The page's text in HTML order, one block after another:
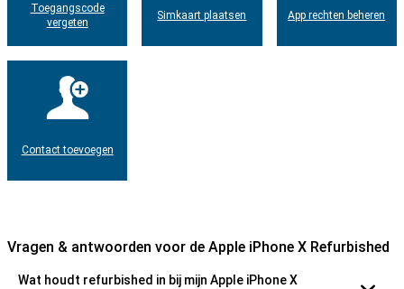
Toegangscode
vergeten
Simkaart plaatsen App rechten beheren
Contact toevoegen
Vragen & antwoorden voor de Apple iPhone X Refurbished
Wat houdt refurbished in bij mijn Apple iPhone X